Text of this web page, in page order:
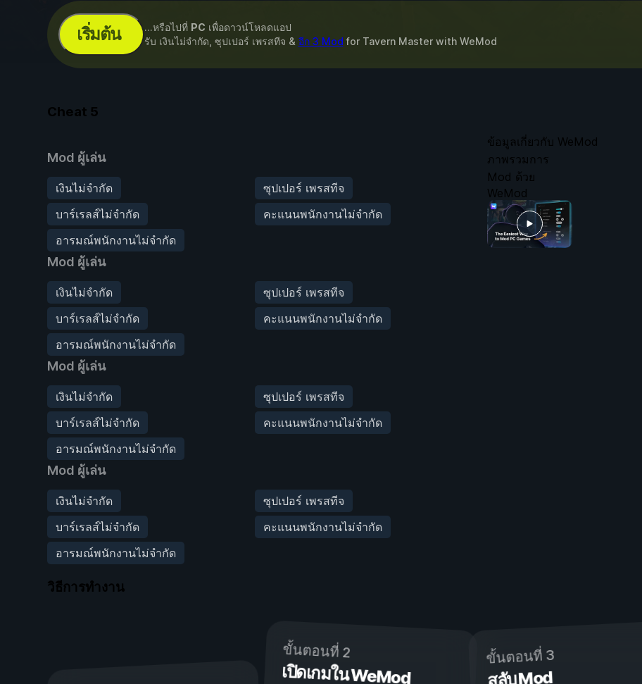
เริ่มต้น ...หรือไปที่ PC เพื่อดาวน์โหลดแอป
รับ เงินไม่จำกัด, ซุปเปอร์ เพรสทีจ & อีก 3 Mod for Tavern Masterwith WeMod
Cheat 5
Mod ผู้เล่น
เงินไม่จำกัด
ซุปเปอร์ เพรสทีจ
บาร์เรลส์ไม่จำกัด
คะแนนพนักงานไม่จำกัด
อารมณ์พนักงานไม่จำกัด
Mod ผู้เล่น
เงินไม่จำกัด
ซุปเปอร์ เพรสทีจ
บาร์เรลส์ไม่จำกัด
คะแนนพนักงานไม่จำกัด
อารมณ์พนักงานไม่จำกัด
Mod ผู้เล่น
เงินไม่จำกัด
ซุปเปอร์ เพรสทีจ
บาร์เรลส์ไม่จำกัด
คะแนนพนักงานไม่จำกัด
อารมณ์พนักงานไม่จำกัด
Mod ผู้เล่น
เงินไม่จำกัด
ซุปเปอร์ เพรสทีจ
บาร์เรลส์ไม่จำกัด
คะแนนพนักงานไม่จำกัด
อารมณ์พนักงานไม่จำกัด
ข้อมูลเกี่ยวกับ WeMod
ภาพรวมการ
Mod ด้วย
WeMod
วิธีการทำงาน
ขั้นตอนที่ 2
เปิดเกมใน WeMod
ขั้นตอนที่ 3
สลับ Mod